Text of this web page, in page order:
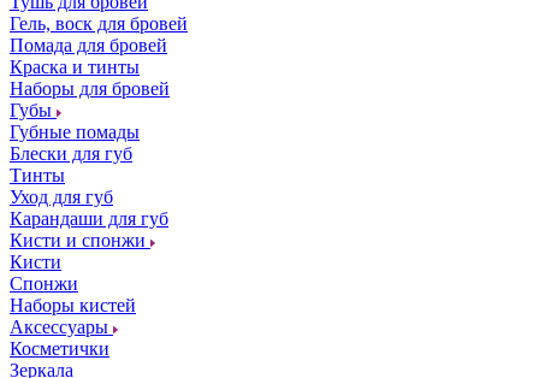
Гель, воск для бровей
Помада для бровей
Краска и тинты
Наборы для бровей
Губы
Губные помады
Блески для губ
Тинты
Уход для губ
Карандаши для губ
Кисти и спонжи
Кисти
Спонжи
Наборы кистей
Аксессуары
Косметички
Зеркала